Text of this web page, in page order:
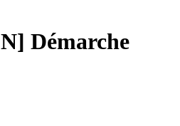
Démarche